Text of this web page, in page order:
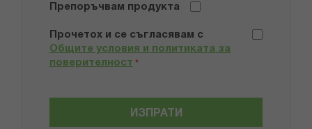
Препоръчвам продукта
Прочетох и се съгласявам с
Общите условия и политиката за
поверителност *
ИЗПРАТИ